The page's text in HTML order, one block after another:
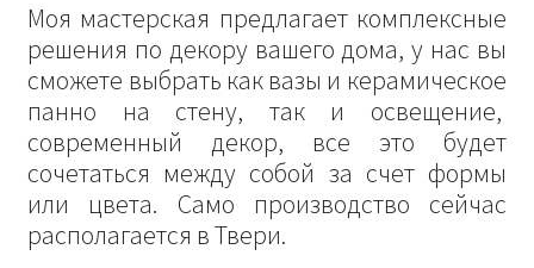
Моя мастерская предлагает комплексные
решения по декору вашего дома, у нас вы
сможете выбрать как вазы и керамическое
панно на стену, так и освещение,
современный декор, все это будет
сочетаться между собой за счет формы
или цвета. Само производство сейчас
располагается в Твери.